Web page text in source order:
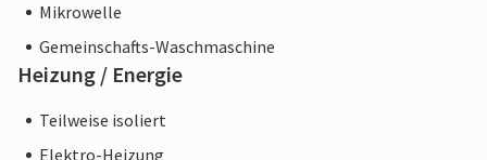
Mikrowelle
Gemeinschafts-Waschmaschine
Heizung / Energie
Teilweise isoliert
Elektro-Heizung